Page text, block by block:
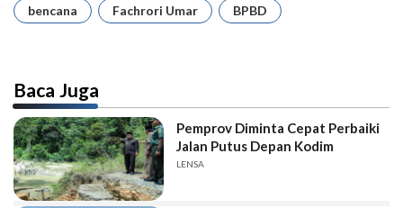
bencana Fachrori Umar BPBD
Baca Juga
Pemprov Diminta Cepat Perbaiki
Jalan Putus Depan Kodim
LENSA